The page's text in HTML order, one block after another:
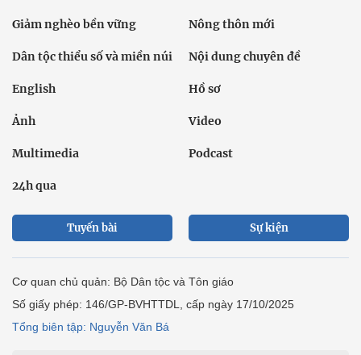
Giảm nghèo bền vững Nông thôn mới
Dân tộc thiểu số và miền núi Nội dung chuyên đề
English Hồ sơ
Ảnh Video
Multimedia Podcast
24h qua
Tuyến bài Sự kiện
Cơ quan chủ quản: Bộ Dân tộc và Tôn giáo
Số giấy phép: 146/GP-BVHTTDL, cấp ngày 17/10/2025
Tổng biên tập: Nguyễn Văn Bá